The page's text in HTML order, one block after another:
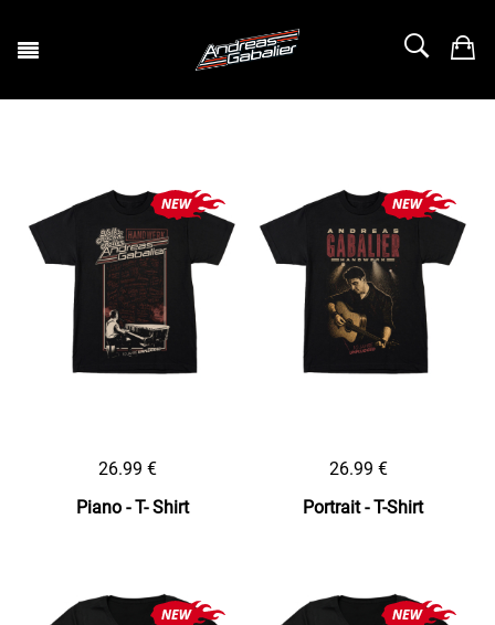
Piano - T- Shirt
26.99 €
Portrait - T-Shirt
26.99 €